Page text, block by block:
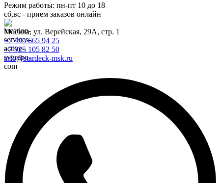
Режим работы: пн-пт 10 до 18
сб,вс - прием заказов онлайн
Москва, ул. Верейская, 29А, стр. 1
+7 495 665 94 25
+7 925 105 82 50
info@stardeck-msk.ru